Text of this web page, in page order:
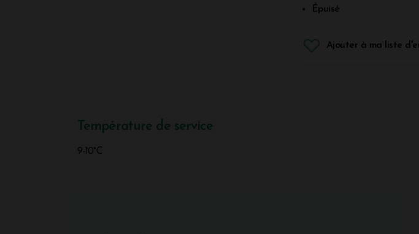
Épuisé
Ajouter à ma liste
Température de service
9-10°C